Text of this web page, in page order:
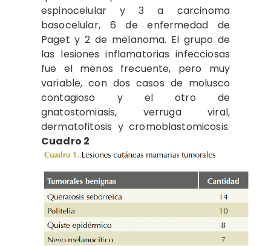
espinocelular y 3 a carcinoma
basocelular, 6 de enfermedad de
Paget y 2 de melanoma. El grupo de
las lesiones inflamatorias infecciosas
fue el menos frecuente, pero muy
variable, con dos casos de molusco
contagioso y el otro de
gnatostomiasis, verruga viral,
dermatofitosis y cromoblastomicosis.
Cuadro 2